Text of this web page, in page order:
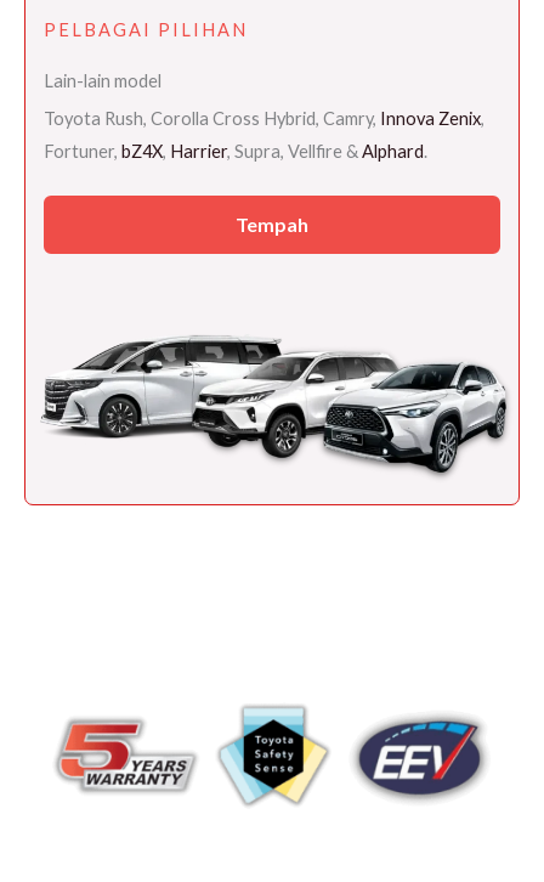
PELBAGAI PILIHAN
Lain-lain model
Toyota Rush, Corolla Cross Hybrid, Camry, Innova Zenix,
Fortuner, bZ4X, Harrier, Supra, Vellfire & Alphard.
Tempah